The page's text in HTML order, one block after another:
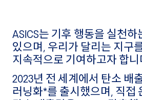
ASICS는 기후 행동을 실천하
있으며, 우리가 달리는 지구
지속적으로 기여하고자 합니
2023년 전 세계에서 탄소 배
러닝화*를 출시했으며, 직접